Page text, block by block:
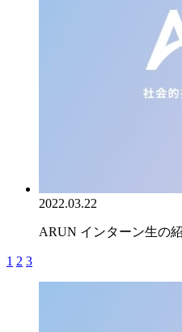
2022.03.22
ARUN インターン生の
1 2 3